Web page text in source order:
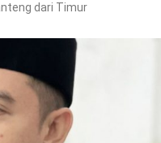
dari Timur